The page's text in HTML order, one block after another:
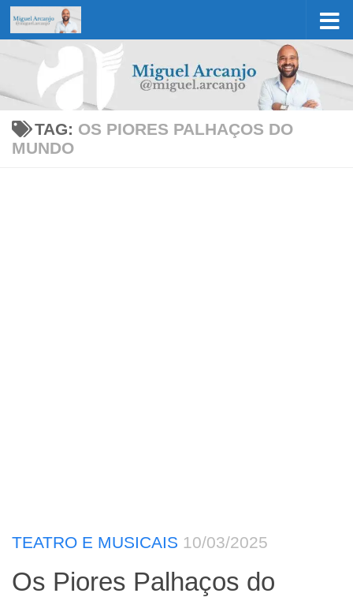
Skip to content
TAG: OS PIORES PALHAÇOS DO
MUNDO
TEATRO E MUSICAIS 10/03/2025
Os Piores Palhaços do